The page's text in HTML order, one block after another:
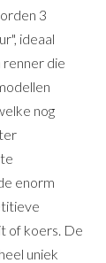
3
ideaal
die
nog
enorm
of koers. De
uniek